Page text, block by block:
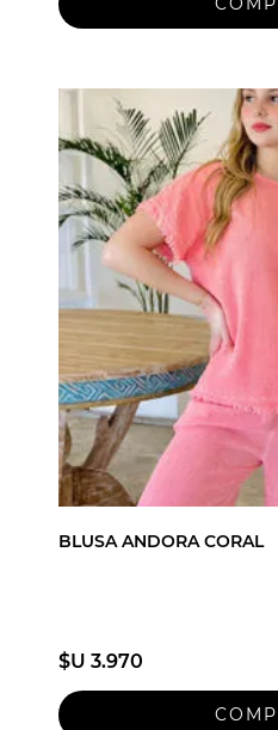
BLUSA ANDORA CORAL
$U 3.970